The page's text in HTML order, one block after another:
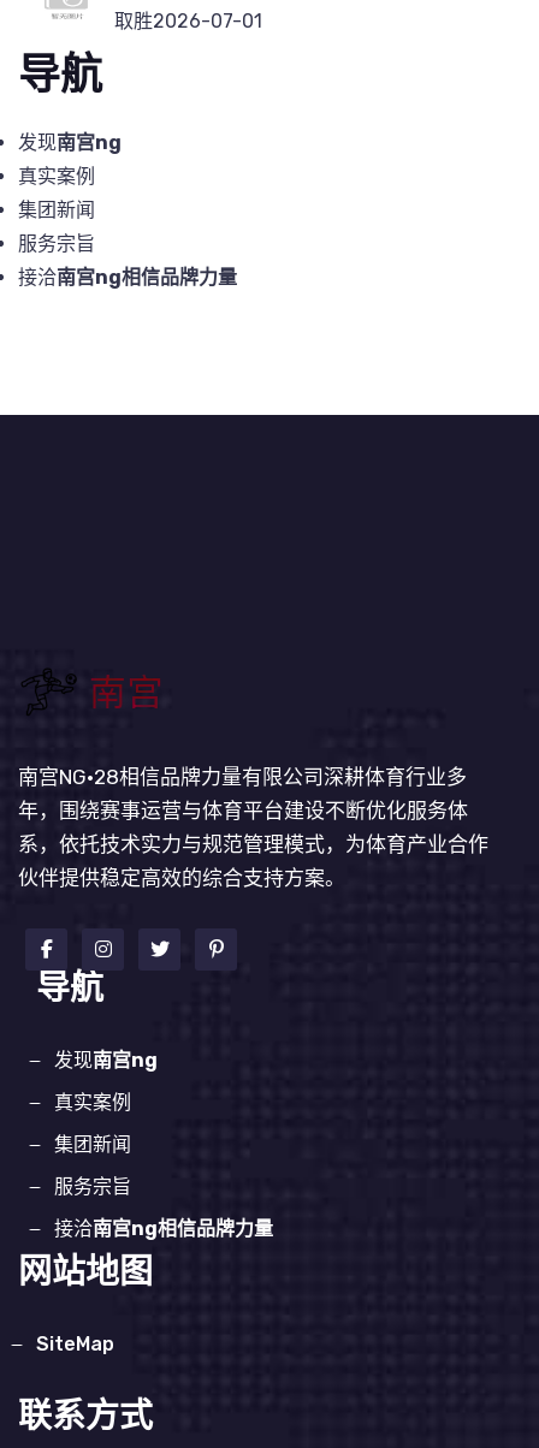
取胜2026-07-01
导航
发现南宫ng
真实案例
集团新闻
服务宗旨
接洽南宫ng相信品牌力量
南宫NG·28相信品牌力量有限公司深耕体育行业多
年，围绕赛事运营与体育平台建设不断优化服务体
系，依托技术实力与规范管理模式，为体育产业合作
伙伴提供稳定高效的综合支持方案。
导航
发现南宫ng
真实案例
集团新闻
服务宗旨
接洽南宫ng相信品牌力量
网站地图
SiteMap
联系方式